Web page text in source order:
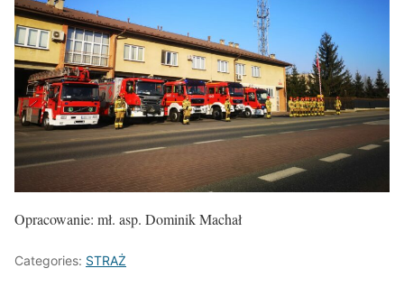
Opracowanie: mł. asp. Dominik Machał
Categories: STRAŻ